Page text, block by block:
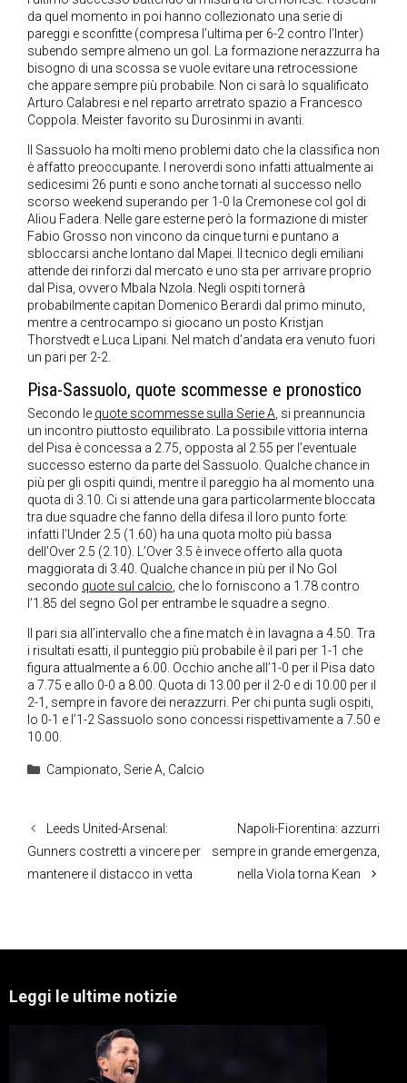
da quel momento in poi hanno collezionato una serie di
pareggi e sconfitte (compresa l’ultima per 6-2 contro l’Inter)
subendo sempre almeno un gol. La formazione nerazzurra ha
bisogno di una scossa se vuole evitare una retrocessione
che appare sempre più probabile. Non ci sarà lo squalificato
Arturo Calabresi e nel reparto arretrato spazio a Francesco
Coppola. Meister favorito su Durosinmi in avanti.
Il Sassuolo ha molti meno problemi dato che la classifica non
è affatto preoccupante. I neroverdi sono infatti attualmente ai
sedicesimi 26 punti e sono anche tornati al successo nello
scorso weekend superando per 1-0 la Cremonese col gol di
Aliou Fadera. Nelle gare esterne però la formazione di mister
Fabio Grosso non vincono da cinque turni e puntano a
sbloccarsi anche lontano dal Mapei. Il tecnico degli emiliani
attende dei rinforzi dal mercato e uno sta per arrivare proprio
dal Pisa, ovvero Mbala Nzola. Negli ospiti tornerà
probabilmente capitan Domenico Berardi dal primo minuto,
mentre a centrocampo si giocano un posto Kristjan
Thorstvedt e Luca Lipani. Nel match d’andata era venuto fuori
un pari per 2-2.
Pisa-Sassuolo, quote scommesse e pronostico
Secondo le quote scommesse sulla Serie A, si preannuncia
un incontro piuttosto equilibrato. La possibile vittoria interna
del Pisa è concessa a 2.75, opposta al 2.55 per l’eventuale
successo esterno da parte del Sassuolo. Qualche chance in
più per gli ospiti quindi, mentre il pareggio ha al momento una
quota di 3.10. Ci si attende una gara particolarmente bloccata
tra due squadre che fanno della difesa il loro punto forte:
infatti l’Under 2.5 (1.60) ha una quota molto più bassa
dell’Over 2.5 (2.10). L’Over 3.5 è invece offerto alla quota
maggiorata di 3.40. Qualche chance in più per il No Gol
secondo quote sul calcio, che lo forniscono a 1.78 contro
l’1.85 del segno Gol per entrambe le squadre a segno.
Il pari sia all’intervallo che a fine match è in lavagna a 4.50. Tra
i risultati esatti, il punteggio più probabile è il pari per 1-1 che
figura attualmente a 6.00. Occhio anche all’1-0 per il Pisa dato
a 7.75 e allo 0-0 a 8.00. Quota di 13.00 per il 2-0 e di 10.00 per il
2-1, sempre in favore dei nerazzurri. Per chi punta sugli ospiti,
lo 0-1 e l’1-2 Sassuolo sono concessi rispettivamente a 7.50 e
10.00.
Categorie
Campionato, Serie A, Calcio
Leeds United-Arsenal:
Gunners costretti a vincere per
mantenere il distacco in vetta
Napoli-Fiorentina: azzurri
sempre in grande emergenza,
nella Viola torna Kean
Leggi le ultime notizie